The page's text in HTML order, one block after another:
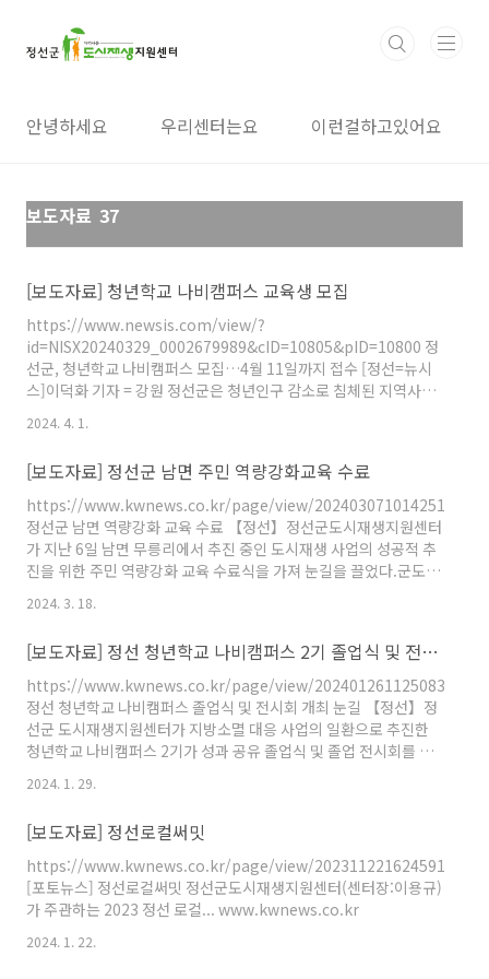
안녕하세요 우리센터는요 이런걸하고있어요
보도자료 37
[보도자료] 청년학교 나비캠퍼스 교육생 모집
https://www.newsis.com/view/?
id=NISX20240329_0002679989&cID=10805&pID=10800 정
선군, 청년학교 나비캠퍼스 모집…4월 11일까지 접수 [정선=뉴시
스]이덕화 기자 = 강원 정선군은 청년인구 감소로 침체된 지역사회
퍼스' 3기를 모집한다고 29일 밝혔다 www.newsis.com
utm_source=naver&utm_medium=search 정선군 도시재생
지원센터, 청년학교 나비캠퍼스 교육생 모집 정선군 도시재생지원
센터(센터장 이용규)는 정선군과 함께 청년 인구의 지속적 감소로
인한..
2024. 4. 1.
[보도자료] 정선군 남면 주민 역량강화교육 수료
https://www.kwnews.co.kr/page/view/2024030710142514815
정선군 남면 역량강화 교육 수료 【정선】정선군도시재생지원센터
가 지난 6일 남면 무릉리에서 추진 중인 도시재생 사업의 성공적 추
진을 위한 주민 역량강화 교육 수료식을 가져 눈길을 끌었다.군도시
2024. 3. 18.
[보도자료] 정선 청년학교 나비캠퍼스 2기 졸업식 및 전시회 개최
https://www.kwnews.co.kr/page/view/2024012611250835357
정선 청년학교 나비캠퍼스 졸업식 및 전시회 개최 눈길 【정선】정
선군 도시재생지원센터가 지방소멸 대응 사업의 일환으로 추진한
청년학교 나비캠퍼스 2기가 성과 공유 졸업식 및 졸업 전시회를 개
www.kwnews.co.kr
ref=naver 국민고향 정선, 청년학교 나비캠퍼스 2기 성과 공유 2기
졸업식·졸업전시 & 청년활동공간 개관식 개최 [스포츠서울ㅣ김기
원기자] 정선군 도시재생지원센터(센터장 이용규)는 정선군과 함께
청년 인구의 지속적 감소로 인한 지역 활력 저하와 침체 www...
2024. 1. 29.
[보도자료] 정선로컬써밋
https://www.kwnews.co.kr/page/view/2023112216245918172
[포토뉴스] 정선로컬써밋 정선군도시재생지원센터(센터장:이용규)
가 주관하는 2023 정선 로컬... www.kwnews.co.kr
2024. 1. 22.